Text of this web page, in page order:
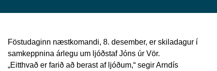
Föstudaginn næstkomandi, 8. desember, er skiladagur í
samkeppnina árlegu um ljóðstaf Jóns úr Vör.
„Eitthvað er farið að berast af ljóðum,“ segir Arndís